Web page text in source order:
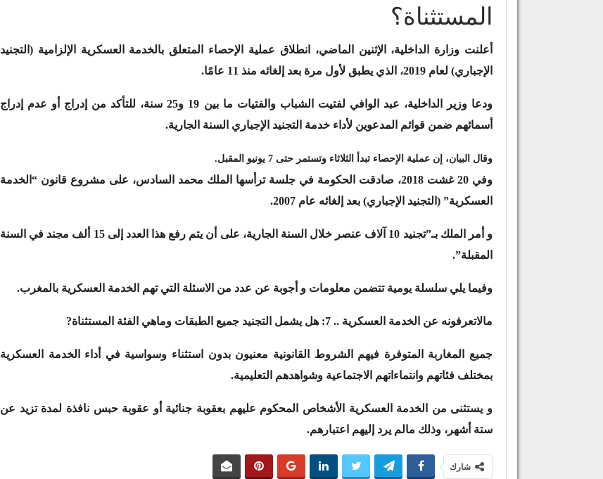
المستثناة؟
أعلنت وزارة الداخلية، الإثنين الماضي، انطلاق عملية الإحصاء المتعلق بالخدمة العسكرية الإلزامية (التجنيد
الإجباري) لعام 2019، الذي يطبق لأول مرة بعد إلغائه منذ 11 عامًا.
ودعا وزير الداخلية، عبد الوافي لفتيت الشباب والفتيات ما بين 19 و25 سنة، للتأكد من إدراج أو عدم إدراج
أسمائهم ضمن قوائم المدعوين لأداء خدمة التجنيد الإجباري السنة الجارية.
وقال البيان، إن عملية الإحصاء تبدأ الثلاثاء وتستمر حتى 7 يونيو المقبل.
وفي 20 غشت 2018، صادقت الحكومة في جلسة ترأسها الملك محمد السادس، على مشروع قانون “الخدمة
العسكرية” (التجنيد الإجباري) بعد إلغائه عام 2007.
و أمر الملك بـ”تجنيد 10 آلاف عنصر خلال السنة الجارية، على أن يتم رفع هذا العدد إلى 15 ألف مجند في السنة
المقبلة”.
وفيما يلي سلسلة يومية تتضمن معلومات و أجوبة عن عدد من الاسئلة التي تهم الخدمة العسكرية بالمغرب.
مالاتعرفونه عن الخدمة العسكرية .. 7: هل يشمل التجنيد جميع الطبقات وماهي الفئة المستثناة?
جميع المغاربة المتوفرة فيهم الشروط القانونية معنيون بدون استثناء وسواسية في أداء الخدمة العسكرية
بمختلف فئاتهم وانتماءاتهم الاجتماعية وشواهدهم التعليمية.
و يستثنى من الخدمة العسكرية الأشخاص المحكوم عليهم بعقوبة جنائية أو عقوبة حبس نافذة لمدة تزيد عن
ستة أشهر، وذلك مالم يرد إليهم اعتبارهم.
شارك